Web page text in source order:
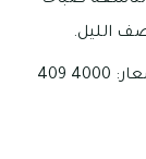
الليل.
رقم الهاتف للتواصل والاستفسار عن الأسعار: 4000 409